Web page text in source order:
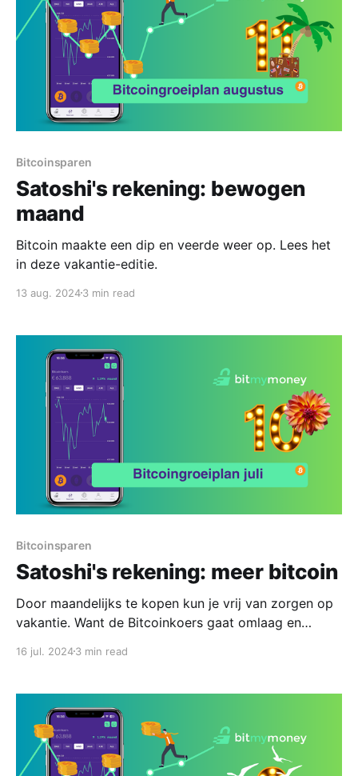
Bitcoinsparen
Satoshi's rekening: bewogen
maand
Bitcoin maakte een dip en veerde weer op. Lees het
in deze vakantie-editie.
13 aug. 20243 min read
Bitcoinsparen
Satoshi's rekening: meer bitcoin
Door maandelijks te kopen kun je vrij van zorgen op
vakantie. Want de Bitcoinkoers gaat omlaag en
16 jul. 20243 min read